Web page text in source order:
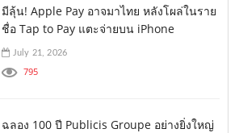
มีลุ้น! Apple Pay อาจมาไทย หลังโผล่ในราย
ชื่อ Tap to Pay แตะจ่ายบน iPhone
July 21, 2026
795
ฉลอง 100 ปี Publicis Groupe อย่างยิ่งใหญ่